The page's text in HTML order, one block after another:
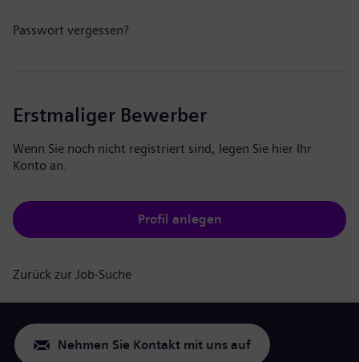
Passwort vergessen?
Erstmaliger Bewerber
Wenn Sie noch nicht registriert sind, legen Sie hier Ihr
Konto an.
Profil anlegen
Zurück zur Job-Suche
Nehmen Sie Kontakt mit uns auf